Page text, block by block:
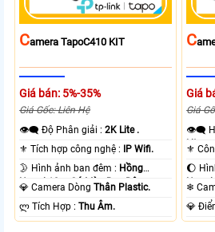
CAmera TapoC410 KIT
Giá bán: 5%-35%
Giá Gốc: Liên Hệ
👁️‍🗨 Độ Phân giải :2K Lite .
⚜️ Tích hợp công nghệ : IP Wifi.
🌛 Hình ảnh ban đêm : Hồng
Ngoại 10m Có Màu Ban Ðêm.
💎 Camera DòngThân Plastic.
️ლ Tích Hợp :Thu Âm.
C
Giá
Giá
Lite .
Ngoại
❄